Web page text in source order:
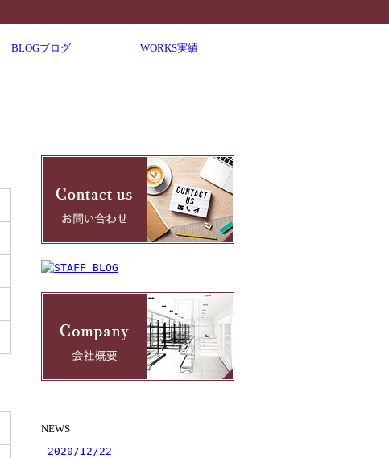
BLOGブログ WORKS実績
NEWS
2020/12/22